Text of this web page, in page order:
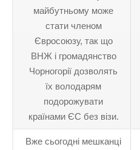
майбутньому може
стати членом
Євросоюзу, так що
ВНЖ і громадянство
Чорногорії дозволять
їх володарям
подорожувати
країнами ЄС без візи.
Вже сьогодні мешканці